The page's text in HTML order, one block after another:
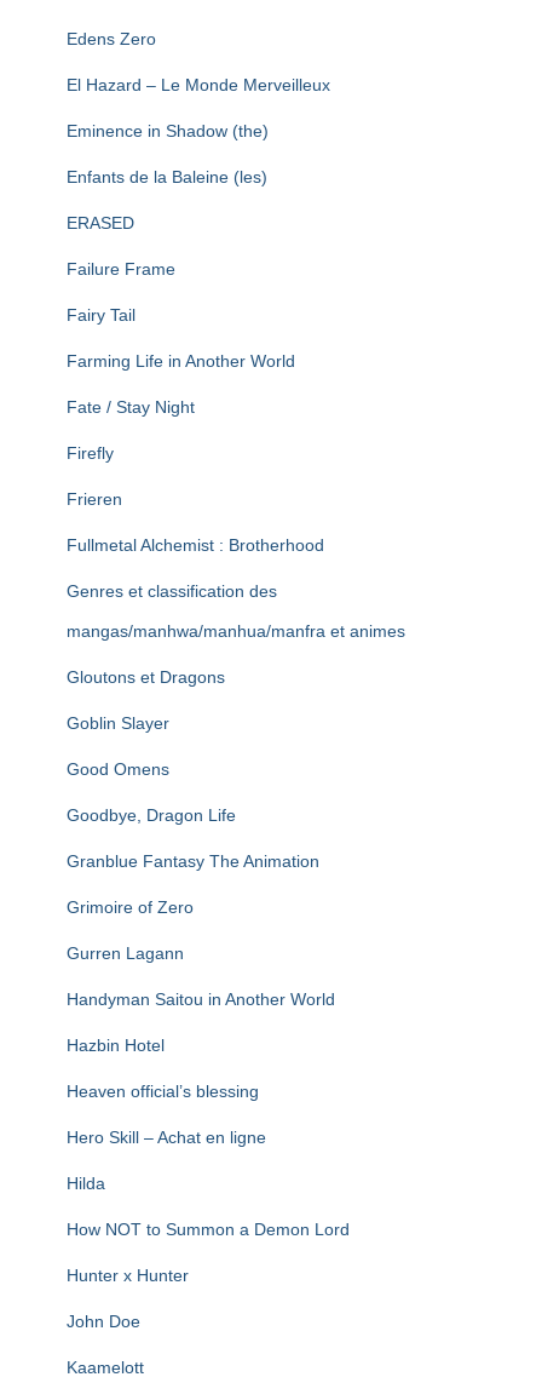
Edens Zero
El Hazard – Le Monde Merveilleux
Eminence in Shadow (the)
Enfants de la Baleine (les)
ERASED
Failure Frame
Fairy Tail
Farming Life in Another World
Fate / Stay Night
Firefly
Frieren
Fullmetal Alchemist : Brotherhood
Genres et classification des
mangas/manhwa/manhua/manfra et animes
Gloutons et Dragons
Goblin Slayer
Good Omens
Goodbye, Dragon Life
Granblue Fantasy The Animation
Grimoire of Zero
Gurren Lagann
Handyman Saitou in Another World
Hazbin Hotel
Heaven official’s blessing
Hero Skill – Achat en ligne
Hilda
How NOT to Summon a Demon Lord
Hunter x Hunter
John Doe
Kaamelott